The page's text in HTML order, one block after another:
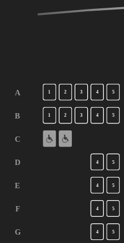
A
B
C
D
E
F
G
1 2 3 4 5
1 2 3 4 5
4 5
4 5
4 5
4 5